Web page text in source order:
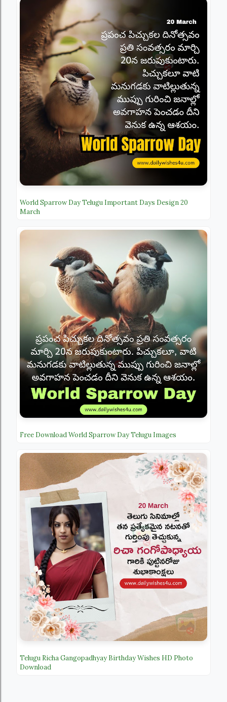
World Sparrow Day Telugu Important Days Design 20
March
Free Download World Sparrow Day Telugu Images
Telugu Richa Gangopadhyay Birthday Wishes HD Photo
Download